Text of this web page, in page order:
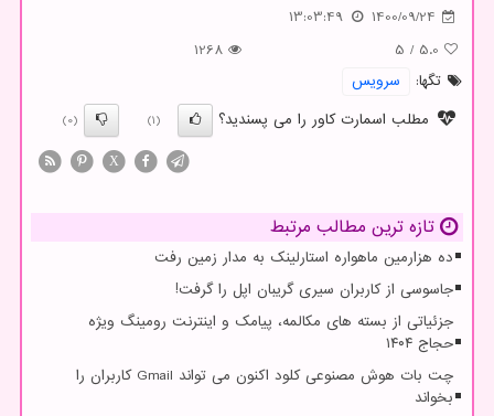
1400/09/24
13:03:49
5.0
/
5
1268
تگها:
سرویس
مطلب اسمارت کاور را می پسندید؟
(1)
(0)
X
تازه ترین مطالب مرتبط
ده هزارمین ماهواره استارلینک به مدار زمین رفت
جاسوسی از کاربران سیری گریبان اپل را گرفت!
جزئیاتی از بسته های مکالمه، پیامک و اینترنت رومینگ ویژه
حجاج ۱۴۰۴
چت بات هوش مصنوعی کلود اکنون می تواند Gmail کاربران را
بخواند